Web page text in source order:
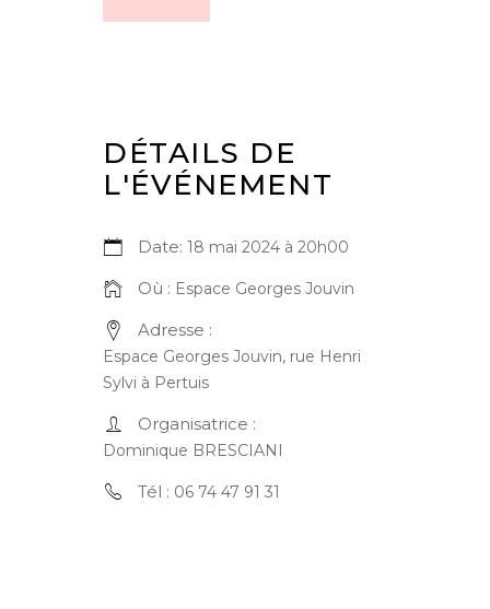
DÉTAILS DE
L'ÉVÉNEMENT
Date: 18 mai 2024 à 20h00
Où : Espace Georges Jouvin
Adresse :
Espace Georges Jouvin, rue Henri
Sylvi à Pertuis
Organisatrice :
Dominique BRESCIANI
Tél : 06 74 47 91 31